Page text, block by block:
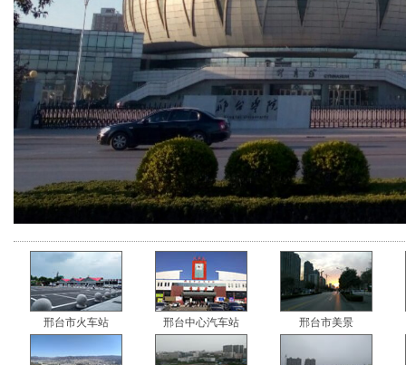
邢台市火车站 邢台中心汽车站 邢台市美景